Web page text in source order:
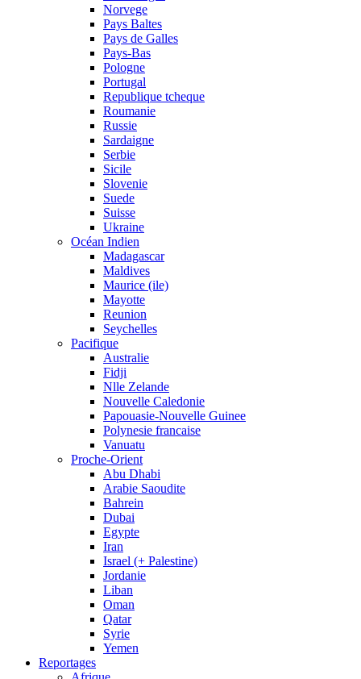
Norvege
Pays Baltes
Pays de Galles
Pays-Bas
Pologne
Portugal
Republique tcheque
Roumanie
Russie
Sardaigne
Serbie
Sicile
Slovenie
Suede
Suisse
Ukraine
Océan Indien
Madagascar
Maldives
Maurice (ile)
Mayotte
Reunion
Seychelles
Pacifique
Australie
Fidji
Nlle Zelande
Nouvelle Caledonie
Papouasie-Nouvelle Guinee
Polynesie francaise
Vanuatu
Proche-Orient
Abu Dhabi
Arabie Saoudite
Bahrein
Dubai
Egypte
Iran
Israel (+ Palestine)
Jordanie
Liban
Oman
Qatar
Syrie
Yemen
Reportages